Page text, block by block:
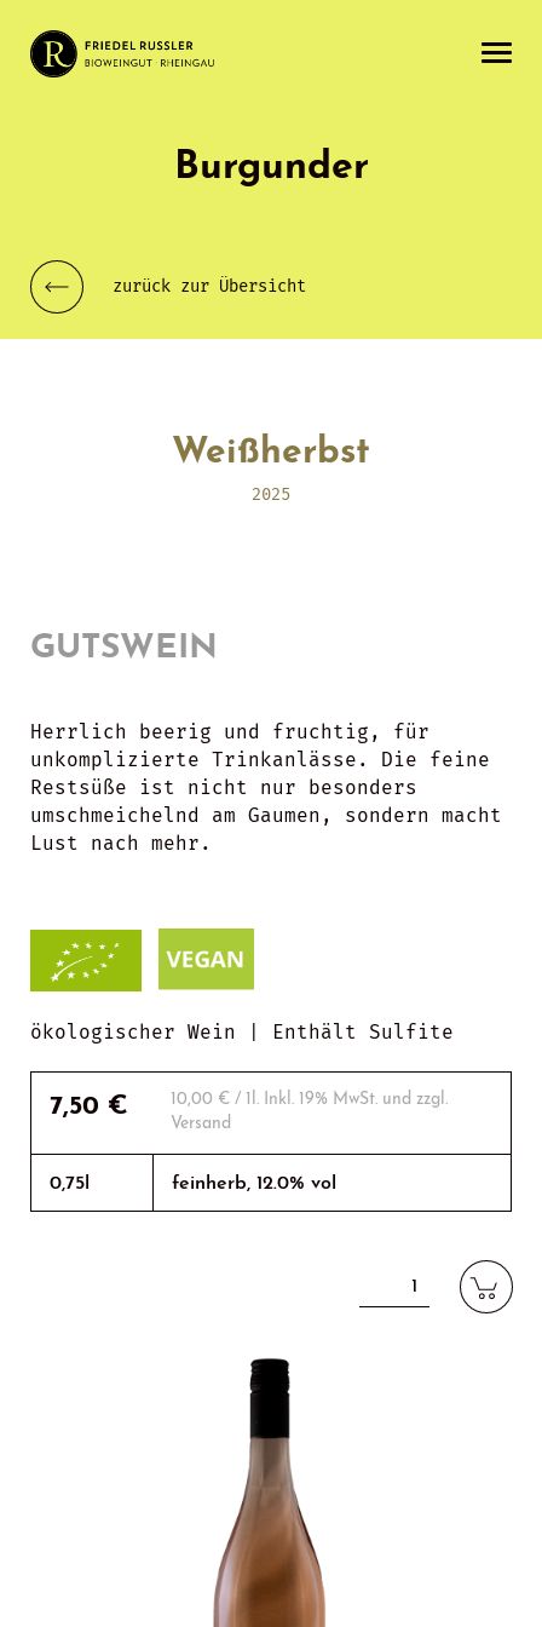
Burgunder
zurück zur Übersicht
Weißherbst
2025
GUTSWEIN
Herrlich beerig und fruchtig, für
unkomplizierte Trinkanlässe. Die feine
Restsüße ist nicht nur besonders
umschmeichelnd am Gaumen, sondern macht
Lust nach mehr.
ökologischer Wein | Enthält Sulfite
7,50 € 10,00 € / 1l. Inkl. 19% MwSt. und zzgl.
Versand
0,75l feinherb, 12.0% vol
Weißherbst
Menge